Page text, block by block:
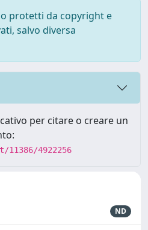
protetti da copyright e
salvo diversa
per citare o creare un
4922256
ND